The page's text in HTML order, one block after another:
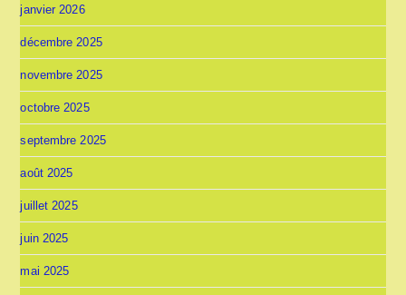
janvier 2026
décembre 2025
novembre 2025
octobre 2025
septembre 2025
août 2025
juillet 2025
juin 2025
mai 2025